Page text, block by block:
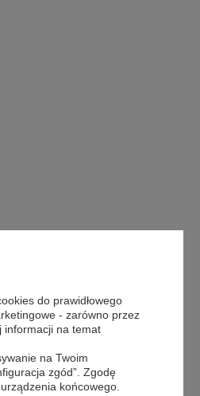
do prawidłowego
- zarówno przez
informacji na temat
na Twoim
zgód”. Zgodę
końcowego.